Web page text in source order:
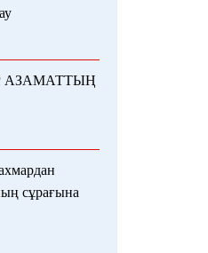
АЗАМАТТЫҢ
сұрағына